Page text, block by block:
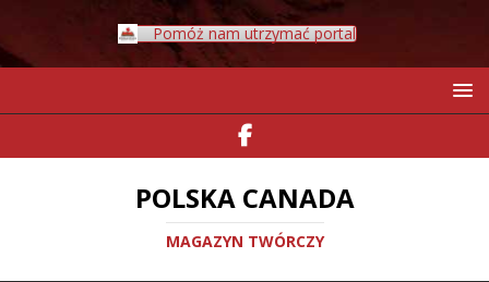
Pomóż nam utrzymać portal
POLSKA CANADA
MAGAZYN TWÓRCZY